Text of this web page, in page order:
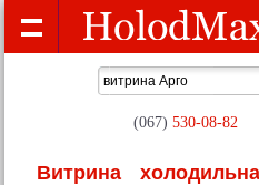
(067) 530-08-82
Витрина